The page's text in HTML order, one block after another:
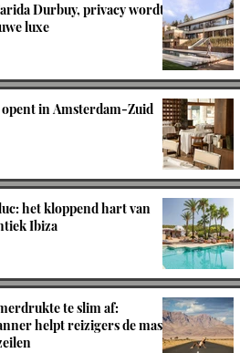
Durbuy, privacy wordt
luxe
in Amsterdam-Zuid
het kloppend hart van
Ibiza
te slim af:
helpt reizigers de massa